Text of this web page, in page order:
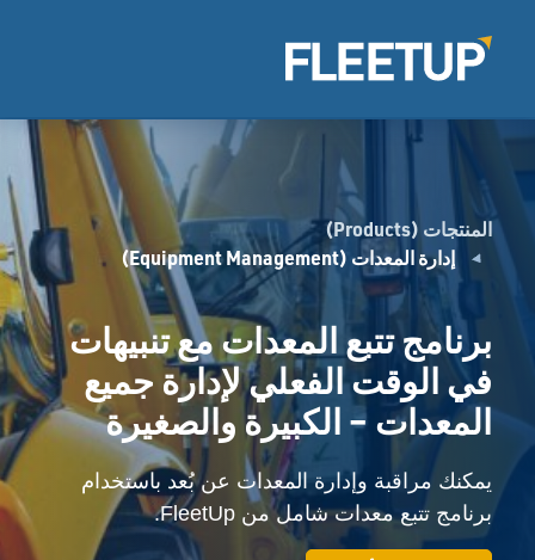
المنتجات (Products)
إدارة المعدات (Equipment Management)
برنامج تتبع المعدات مع تنبيهات
في الوقت الفعلي لإدارة جميع
المعدات – الكبيرة والصغيرة
يمكنك مراقبة وإدارة المعدات عن بُعد باستخدام
برنامج تتبع معدات شامل من FleetUp.